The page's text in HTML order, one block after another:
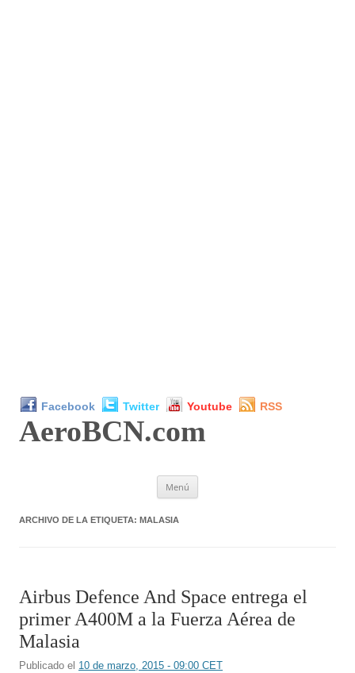
Facebook Twitter Youtube RSS
AeroBCN.com
Menú
ARCHIVO DE LA ETIQUETA: MALASIA
Airbus Defence And Space entrega el
primer A400M a la Fuerza Aérea de
Malasia
Publicado el 10 de marzo, 2015 - 09:00 CET